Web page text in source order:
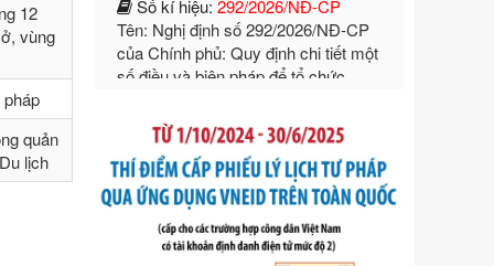
12
vùng
quản
lịch
số điều và biện pháp để tổ chức,
hướng dẫn thi hành Luật Quản lý
ngoại thương
Ngày ban hành: 21/07/2026
Tên: Nghị định số 292/2026/NĐ-CP
của Chính phủ: Quy định chi tiết một
số điều và biện pháp để tổ chức,
hướng dẫn thi hành Luật Quản lý
ngoại thương
Ngày ban hành: 21/07/2026